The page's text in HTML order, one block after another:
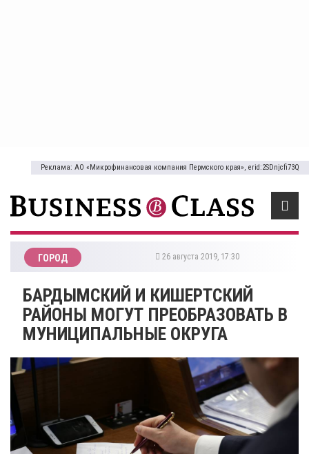
Реклама: АО «Микрофинансовая компания Пермского края», erid:2SDnjcfi73Q
ГОРОД 26 августа 2019, 17:30
БАРДЫМСКИЙ И КИШЕРТСКИЙ
РАЙОНЫ МОГУТ ПРЕОБРАЗОВАТЬ В
МУНИЦИПАЛЬНЫЕ ОКРУГА